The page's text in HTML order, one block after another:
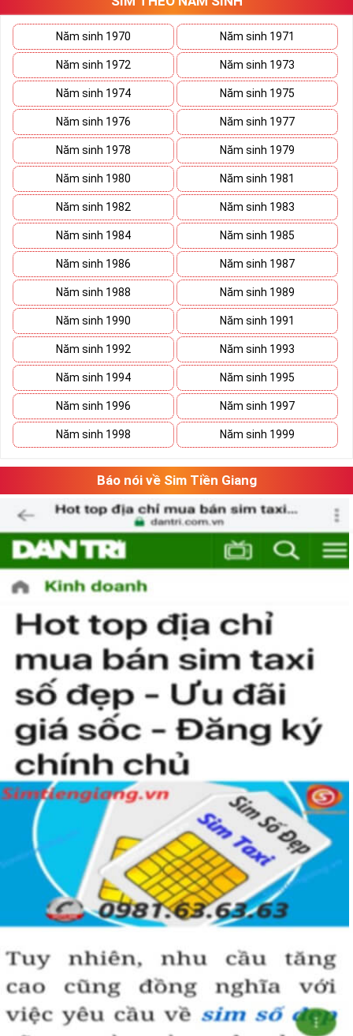
Năm sinh 1970 Năm sinh 1971
Năm sinh 1972 Năm sinh 1973
Năm sinh 1974 Năm sinh 1975
Năm sinh 1976 Năm sinh 1977
Năm sinh 1978 Năm sinh 1979
Năm sinh 1980 Năm sinh 1981
Năm sinh 1982 Năm sinh 1983
Năm sinh 1984 Năm sinh 1985
Năm sinh 1986 Năm sinh 1987
Năm sinh 1988 Năm sinh 1989
Năm sinh 1990 Năm sinh 1991
Năm sinh 1992 Năm sinh 1993
Năm sinh 1994 Năm sinh 1995
Năm sinh 1996 Năm sinh 1997
Năm sinh 1998 Năm sinh 1999
Báo nói về Sim Tiền Giang